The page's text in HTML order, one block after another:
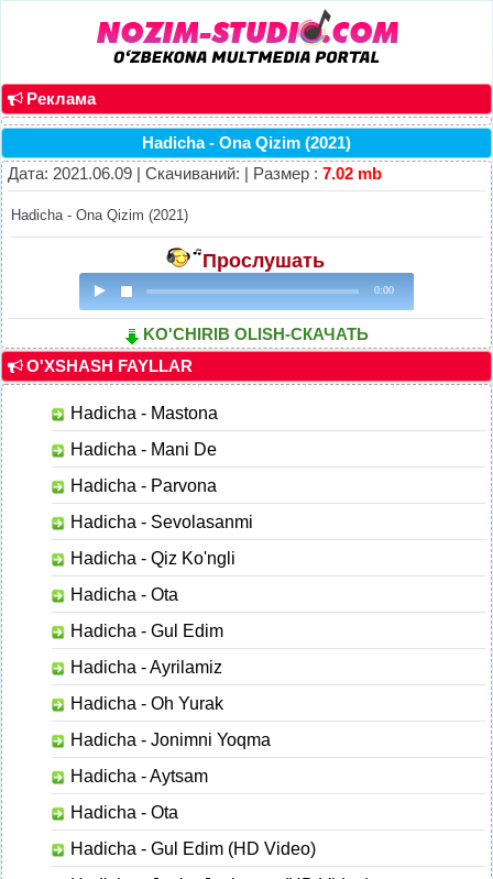
Реклама
Hadicha - Ona Qizim (2021)
Дата: 2021.06.09 | Скачиваний: | Размер : 7.02 mb
Hadicha - Ona Qizim (2021)
Прослушать
0:00
KO'CHIRIB OLISH-СКАЧАТЬ
O'XSHASH FAYLLAR
Hadicha - Mastona
Hadicha - Mani De
Hadicha - Parvona
Hadicha - Sevolasanmi
Hadicha - Qiz Ko'ngli
Hadicha - Ota
Hadicha - Gul Edim
Hadicha - Ayrilamiz
Hadicha - Oh Yurak
Hadicha - Jonimni Yoqma
Hadicha - Aytsam
Hadicha - Ota
Hadicha - Gul Edim (HD Video)